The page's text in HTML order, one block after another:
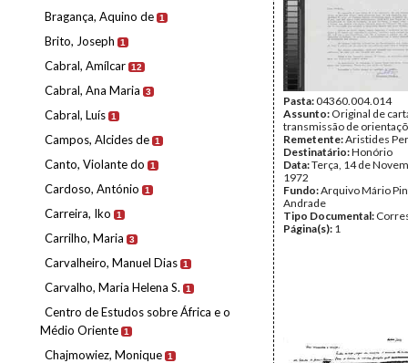
Bragança, Aquino de 1
Brito, Joseph 1
Cabral, Amílcar 12
Cabral, Ana Maria 3
Cabral, Luís 1
Campos, Alcides de 1
Canto, Violante do 1
Cardoso, António 1
Carreira, Iko 1
Carrilho, Maria 3
Carvalheiro, Manuel Dias 1
Carvalho, Maria Helena S. 1
Centro de Estudos sobre África e o
Médio Oriente 1
Chajmowiez, Monique 1
Pasta:04360.004.014
Assunto: Original de
transmissão de
Remetente:Aristides
Destinatário:Honório
Data:Terça, 14 de
1972
Fundo:Arquivo Mário
Andrade
Tipo Documental:
Página(s): 1